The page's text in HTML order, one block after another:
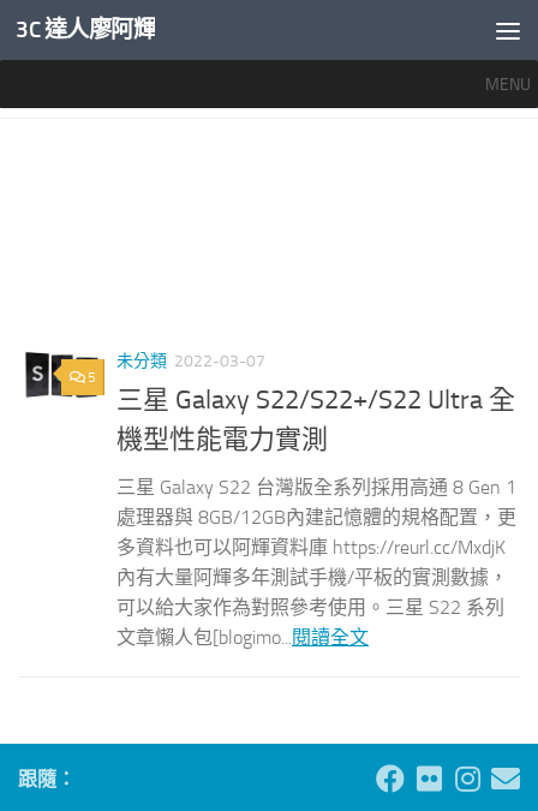
內文下方
3C 達人廖阿輝
MENU
5
未分類 2022-03-07
三星 Galaxy S22/S22+/S22 Ultra 全
機型性能電力實測
三星 Galaxy S22 台灣版全系列採用高通 8 Gen 1
處理器與 8GB/12GB內建記憶體的規格配置，更
多資料也可以阿輝資料庫 https://reurl.cc/MxdjK
內有大量阿輝多年測試手機/平板的實測數據，
可以給大家作為對照參考使用。三星 S22 系列
文章懶人包[blogimo...閱讀全文
跟隨：